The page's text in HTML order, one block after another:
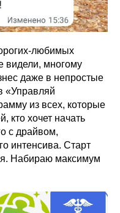
любимых
видели, многому
даже в непростые
«Управляй
из всех, которые
кто хочет начать
с драйвом,
интенсива. Старт
Набираю максимум